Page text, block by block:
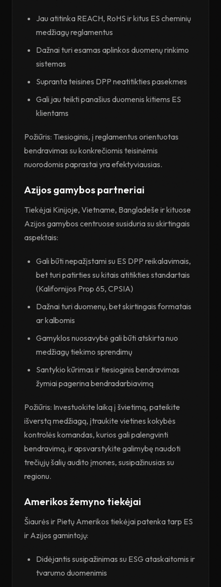
Jau atitinka REACH, RoHS ir kitus ES cheminių
medžiagų reglamentus
Dažnai turi esamas aplinkos duomenų rinkimo
sistemas
Supranta teisines DPP neatitikties pasekmes
Gali jau teikti panašius duomenis kitiems ES
klientams
Požiūris: Tiesioginis, į reglamentus orientuotas
bendravimas su konkrečiomis teisinėmis
nuorodomis paprastai yra efektyviausias.
Azijos gamybos partneriai
Tiekėjai Kinijoje, Vietname, Bangladeše ir kituose
Azijos gamybos centruose susiduria su skirtingais
aspektais:
Gali būti nepažįstami su ES DPP reikalavimais,
bet turi patirties su kitais atitikties standartais
(Kalifornijos Prop 65, CPSIA)
Dažnai turi duomenų, bet skirtingais formatais
ar kalbomis
Gamyklos nuosavybė gali būti atskirta nuo
medžiagų tiekimo sprendimų
Santykio kūrimas ir tiesioginis bendravimas
žymiai pagerina bendradarbiavimą
Požiūris: Investuokite laiką į švietimą, pateikite
išverstą medžiagą, įtraukite vietines kokybės
kontrolės komandas, kurios gali palengvinti
bendravimą, ir apsvarstykite galimybę naudoti
trečiųjų šalių audito įmones, susipažinusias su
regionu.
Amerikos žemyno tiekėjai
Šiaurės ir Pietų Amerikos tiekėjai patenka tarp ES
ir Azijos gamintojų:
Didėjantis susipažinimas su ESG ataskaitomis ir
tvarumo duomenimis